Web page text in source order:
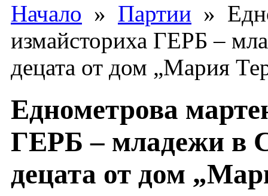
Начало » Партии »
измайсториха ГЕРБ –
децата от дом „Мария
Еднометрова
ГЕРБ – младежи в
децата от дом